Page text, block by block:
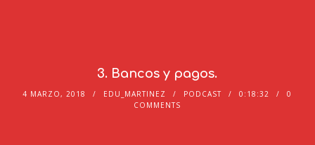
3. Bancos y pagos.
4 MARZO, 2018 EDU_MARTINEZ PODCAST 0:18:32
0
COMMENTS